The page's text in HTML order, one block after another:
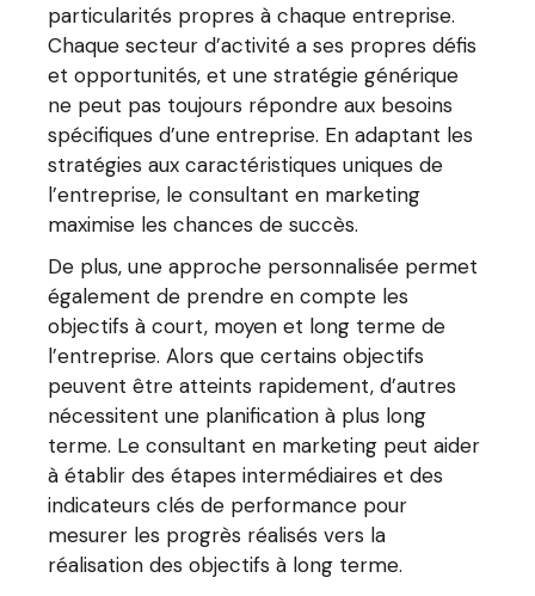
particularités propres à chaque entreprise.
Chaque secteur d’activité a ses propres défis
et opportunités, et une stratégie générique
ne peut pas toujours répondre aux besoins
spécifiques d’une entreprise. En adaptant les
stratégies aux caractéristiques uniques de
l’entreprise, le consultant en marketing
maximise les chances de succès.
De plus, une approche personnalisée permet
également de prendre en compte les
objectifs à court, moyen et long terme de
l’entreprise. Alors que certains objectifs
peuvent être atteints rapidement, d’autres
nécessitent une planification à plus long
terme. Le consultant en marketing peut aider
à établir des étapes intermédiaires et des
indicateurs clés de performance pour
mesurer les progrès réalisés vers la
réalisation des objectifs à long terme.